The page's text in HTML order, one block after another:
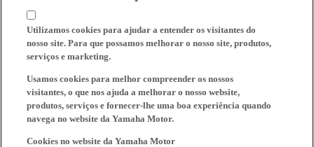
Utilizamos cookies para ajudar a entender os visitantes do
nosso site. Para que possamos melhorar o nosso site, produtos,
serviços e marketing.
Usamos cookies para melhor compreender os nossos
visitantes, o que nos ajuda a melhorar o nosso website,
produtos, serviços e fornecer-lhe uma boa experiência quando
navega no website da Yamaha Motor.
Cookies no website da Yamaha Motor